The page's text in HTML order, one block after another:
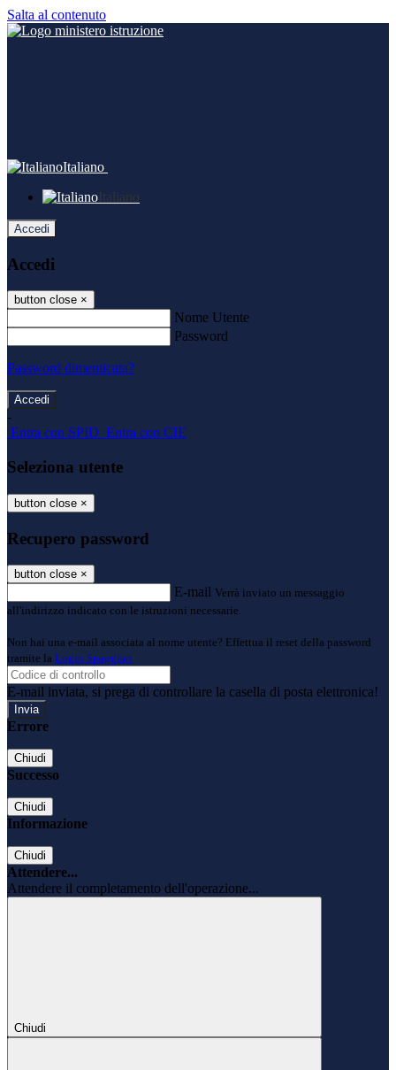
Salta al contenuto
Italiano
Italiano
Accedi
Accedi
button close ×
Nome Utente
Password
Password dimenticata?
-
Entra con SPID Entra con CIE
Seleziona utente
button close ×
Recupero password
button close ×
E-mail Verrà inviato un messaggio
all'indirizzo indicato con le istruzioni necessarie.
Non hai una e-mail associata al nome utente? Effettua il reset della password
tramite la Login Spaggiari
E-mail inviata, si prega di controllare la casella di posta elettronica!
Errore
Chiudi
Successo
Chiudi
Informazione
Chiudi
Attendere...
Attendere il completamento dell'operazione...
Chiudi